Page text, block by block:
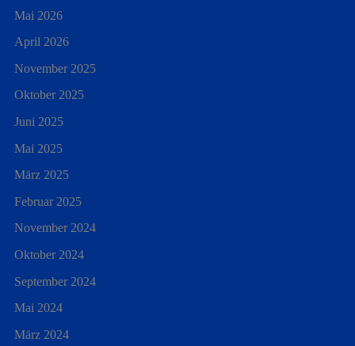
Mai 2026
April 2026
November 2025
Oktober 2025
Juni 2025
Mai 2025
März 2025
Februar 2025
November 2024
Oktober 2024
September 2024
Mai 2024
März 2024